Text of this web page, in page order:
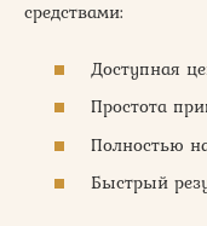
средствами:
Доступная
Простота
Полностью
Быстрый